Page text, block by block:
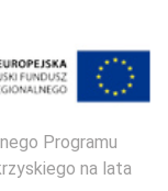
Programu
na lata